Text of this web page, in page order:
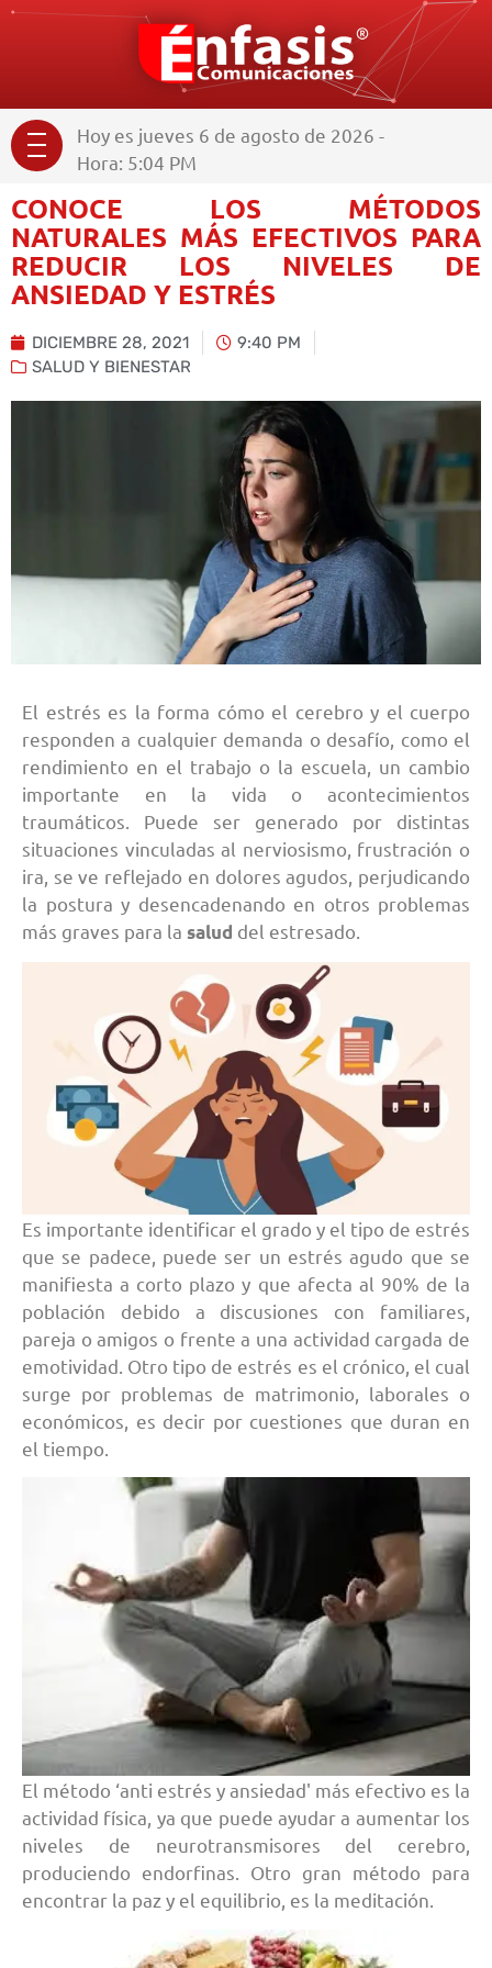
Hoy es jueves 6 de agosto de 2026 -
Hora: 5:04 PM
CONOCE LOS MÉTODOS
NATURALES MÁS EFECTIVOS PARA
REDUCIR LOS NIVELES DE
ANSIEDAD Y ESTRÉS
DICIEMBRE 28, 2021
9:40 PM
SALUD Y BIENESTAR
El estrés es la forma cómo el cerebro y el cuerpo
responden a cualquier demanda o desafío, como el
rendimiento en el trabajo o la escuela, un cambio
importante en la vida o acontecimientos
traumáticos. Puede ser generado por distintas
situaciones vinculadas al nerviosismo, frustración o
ira, se ve reflejado en dolores agudos, perjudicando
la postura y desencadenando en otros problemas
más graves para la salud del estresado.
Es importante identificar el grado y el tipo de estrés
que se padece, puede ser un estrés agudo que se
manifiesta a corto plazo y que afecta al 90% de la
población debido a discusiones con familiares,
pareja o amigos o frente a una actividad cargada de
emotividad. Otro tipo de estrés es el crónico, el cual
surge por problemas de matrimonio, laborales o
económicos, es decir por cuestiones que duran en
el tiempo.
El método ‘anti estrés y ansiedad' más efectivo es la
actividad física, ya que puede ayudar a aumentar los
niveles de neurotransmisores del cerebro,
produciendo endorfinas. Otro gran método para
encontrar la paz y el equilibrio, es la meditación.